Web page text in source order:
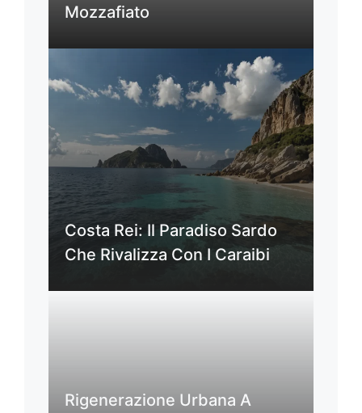
Mozzafiato
Costa Rei: Il Paradiso Sardo
Che Rivalizza Con I Caraibi
Rigenerazione Urbana A